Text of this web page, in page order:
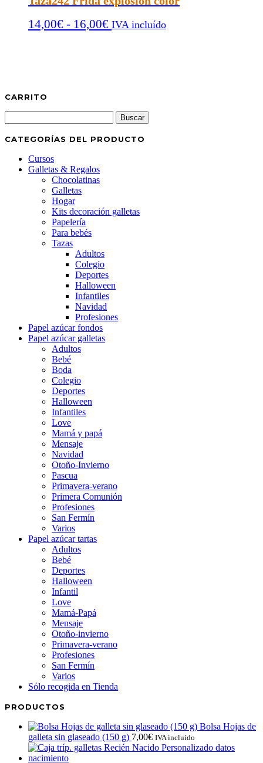
desde
14,00€
14,00€ - 16,00€Rango
16,00€
IVA incluído
CARRITO
CATEGORÍAS DEL PRODUCTO
Cursos
Galletas & Regalos
Chocolatinas
Galletas
Hogar
Kits decoración galletas
Papelería
Para bebés
Tazas
Adultos
Colegio
Deportes
Halloween
Infantiles
Navidad
Profesiones
Papel azúcar fondos
Papel azúcar galletas
Adultos
Bebé
Boda
Colegio
Deportes
Halloween
Infantiles
Love
Mamá y papá
Mensaje
Navidad
Otoño-Invierno
Pascua
Primavera-verano
Primera Comunión
Profesiones
San Fermín
Varios
Papel azúcar tartas
Adultos
Bebé
Deportes
Halloween
Infantil
Love
Mamá-Papá
Mensaje
Otoño-invierno
Primavera-verano
Profesiones
San Fermín
Varios
Sólo recogida en Tienda
PRODUCTOS
Bolsa Hojas de
galleta sin glaseado (150 g) 7,00€ IVA incluído